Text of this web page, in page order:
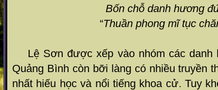
Bốn chỗ danh hương đứng
“Thuần phong mĩ tục
Lệ Sơn được xếp vào nhóm các danh
Quảng Bình còn bỡi làng có nhiều truyền
nhất hiếu học và nổi tiếng khoa cử. Tuy